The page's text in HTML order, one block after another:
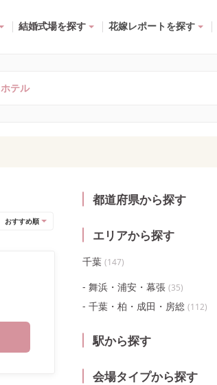
結婚式場を探す 花嫁レポートを探す
ホテル
都道府県から探す
エリアから探す
千葉 (147)
舞浜・浦安・幕張 (35)
千葉・柏・成田・房総 (112)
駅から探す
会場タイプから探す
おすすめ順